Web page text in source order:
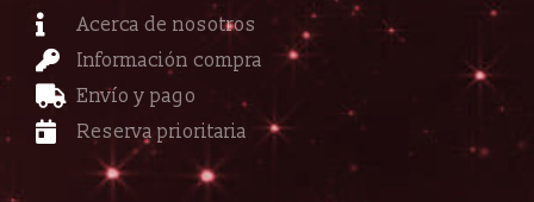
Acerca de nosotros
Información compra
Envío y pago
Reserva prioritaria